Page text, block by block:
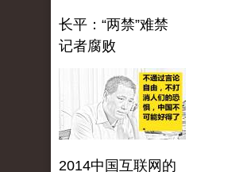
长平：“两禁”难禁
记者腐败
2014中国互联网的